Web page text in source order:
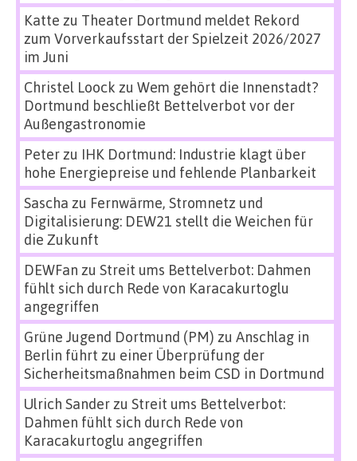
Katte zu Theater Dortmund meldet Rekord
zum Vorverkaufsstart der Spielzeit 2026/2027
im Juni
Christel Loock zu Wem gehört die Innenstadt?
Dortmund beschließt Bettelverbot vor der
Außengastronomie
Peterzu IHK Dortmund: Industrie klagt über
hohe Energiepreise und fehlende Planbarkeit
Sascha zu Fernwärme, Stromnetz und
Digitalisierung: DEW21 stellt die Weichen für
die Zukunft
DEWFan zu Streit ums Bettelverbot: Dahmen
fühlt sich durch Rede von Karacakurtoglu
angegriffen
Grüne Jugend Dortmund (PM) zu Anschlag in
Berlin führt zu einer Überprüfung der
Sicherheitsmaßnahmen beim CSD in Dortmund
Ulrich Sanderzu Streit ums Bettelverbot:
Dahmen fühlt sich durch Rede von
Karacakurtoglu angegriffen